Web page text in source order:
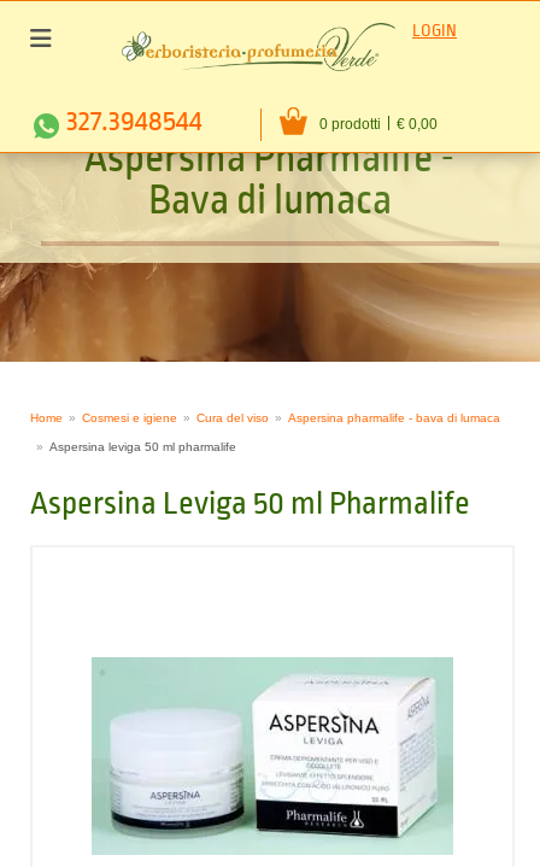
LOGIN
327.3948544 0 prodotti € 0,00
AspersinaPharmalife-
Bava di lumaca
Home Cosmesi e igiene Cura del viso Aspersina pharmalife - bava di lumaca
Aspersina leviga 50 ml pharmalife
Aspersina Leviga 50 ml Pharmalife